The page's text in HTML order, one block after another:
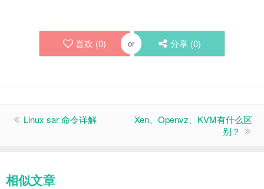
喜欢 (0) or 分享 (0)
Linux sar 命令详解
Xen、Openvz、KVM有什么区
别？
相似文章